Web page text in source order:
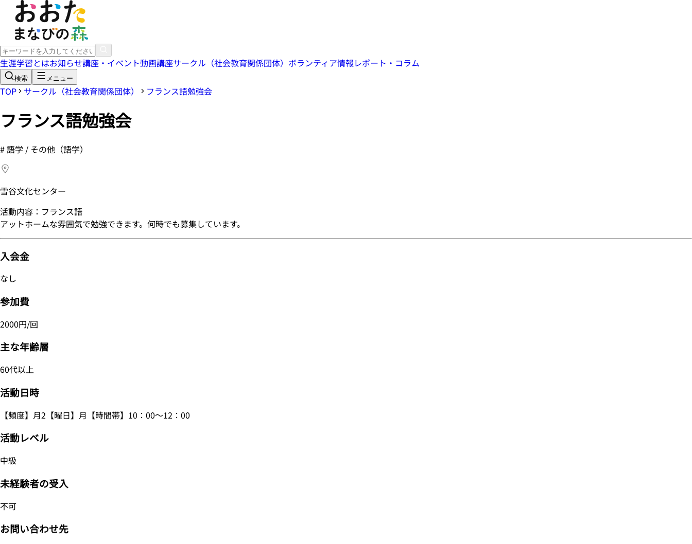
生涯学習とはお知らせ講座・イベント動画講座サークル（社会教育関係団体） ボランティア情報レポート・コラム
検索 メニュー
TOP サークル（社会教育関係団体） フランス語勉強会
フランス語勉強会
#語学 / その他（語学）
雪谷文化センター
活動内容：フランス語
アットホームな雰囲気で勉強できます。何時でも募集しています。
入会金
なし
参加費
2000円/回
主な年齢層
60代以上
活動日時
【頻度】月2【曜日】月【時間帯】10：00～12：00
活動レベル
中級
未経験者の受入
不可
お問い合わせ先